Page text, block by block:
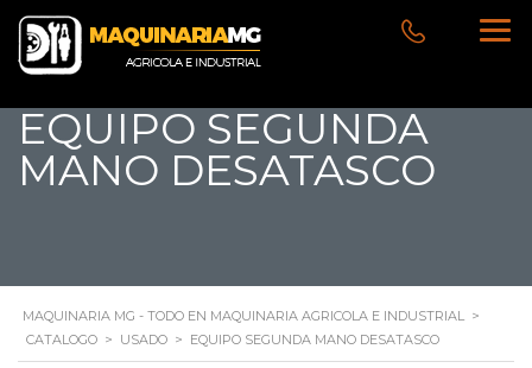
EQUIPO SEGUNDA
MANO DESATASCO
MAQUINARIA MG - TODO EN MAQUINARIA AGRICOLA E INDUSTRIAL >
CATALOGO > USADO > EQUIPO SEGUNDA MANO DESATASCO